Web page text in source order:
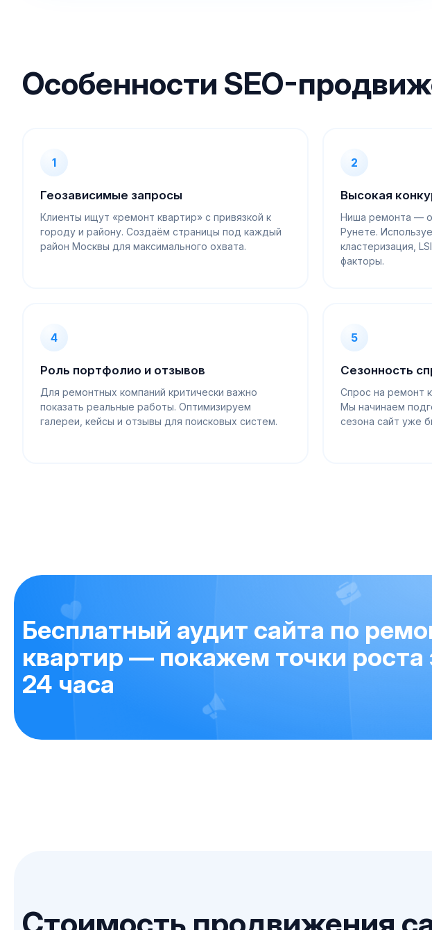
Особенности SEO-
1
Геозависимые запросы
Клиенты ищут «ремонт квартир» с привязкой к
городу и району. Создаём страницы под каждый
район Москвы для максимального охвата.
2
Высокая
Ниша ремонта —
Рунете.
кластеризация,
факторы.
4
Роль портфолио и отзывов
Для ремонтных компаний критически важно
показать реальные работы. Оптимизируем
галереи, кейсы и отзывы для поисковых систем.
5
Сезонность
Спрос на ремонт
Мы начинаем
сезона сайт уже
Бесплатный аудит сайта по
квартир — покажем точки роста
24 часа